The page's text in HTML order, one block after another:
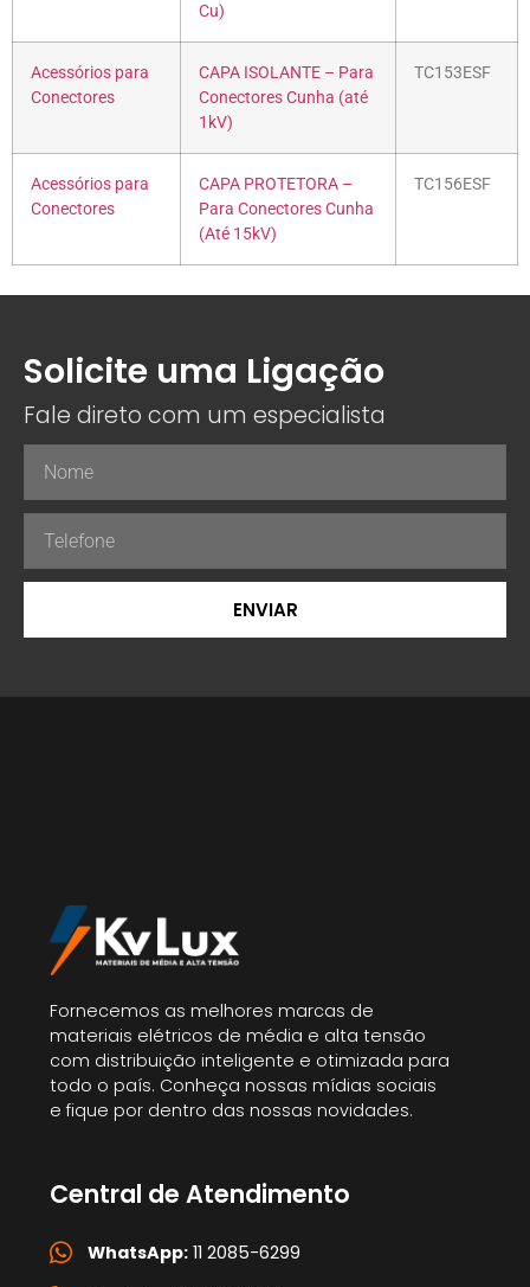
Cu)
Acessórios para
Conectores
CAPA ISOLANTE – Para
Conectores Cunha (até
1kV)
TC153ESF
Acessórios para
Conectores
CAPA PROTETORA –
Para Conectores Cunha
(Até 15kV)
TC156ESF
Solicite uma Ligação
Fale direto com um especialista
ENVIAR
Fornecemos as melhores marcas de
materiais elétricos de média e alta tensão
com distribuição inteligente e otimizada para
todo o país. Conheça nossas mídias sociais
e fique por dentro das nossas novidades.
Central de Atendimento
WhatsApp:11 2085-6299